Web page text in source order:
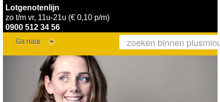
Lotgenotenlijn
zo t/m vr, 11u-21u (€ 0,10 p/m)
0900 512 34 56
Ga naar..